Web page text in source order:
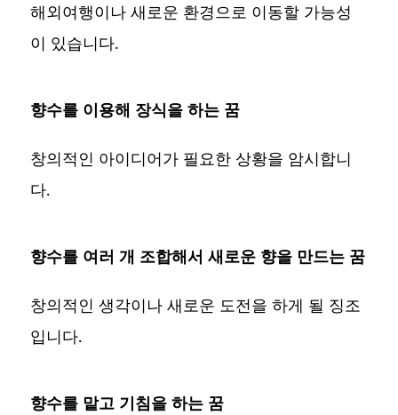
해외여행이나 새로운 환경으로 이동할 가능성
이 있습니다.
향수를 이용해 장식을 하는 꿈
창의적인 아이디어가 필요한 상황을 암시합니
다.
향수를 여러 개 조합해서 새로운 향을 만드는 꿈
창의적인 생각이나 새로운 도전을 하게 될 징조
입니다.
향수를 맡고 기침을 하는 꿈